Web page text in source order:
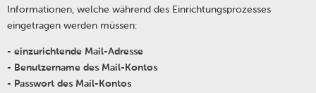
Informationen, welche während des Einrichtungsprozesses
eingetragen werden müssen:
- einzurichtende Mail-Adresse
- Benutzername des Mail-Kontos
- Passwort des Mail-Kontos